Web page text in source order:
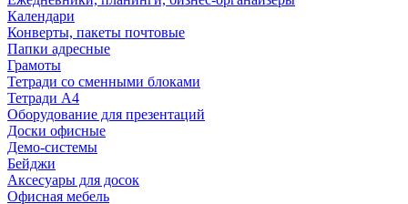
Календари
Конверты, пакеты почтовые
Папки адресные
Грамоты
Тетради со сменными блоками
Тетради А4
Оборудование для презентаций
Доски офисные
Демо-системы
Бейджи
Аксесуары для досок
Офисная мебель